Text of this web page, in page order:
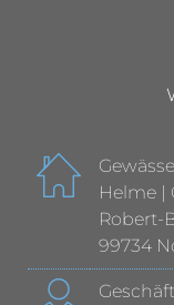
Helme |
Robert-
99734